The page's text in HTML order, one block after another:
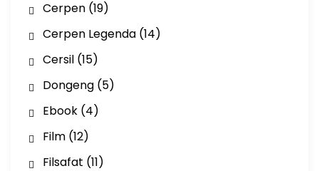
Cerpen(19)
Cerpen Legenda(14)
Cersil(15)
Dongeng(5)
Ebook(4)
Film(12)
Filsafat (11)